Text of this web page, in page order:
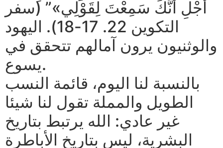
أَجْلِ أَنَّكَ سَمِعْتَ لِقَوْلِي»” (سفر
التكوين 22. 17-18). اليهود
والوثنيون يرون آمالهم تتحقق في
يسوع.
بالنسبة لنا اليوم، قائمة النسب
الطويل والمملة تقول لنا شيئا
غير عادي: الله يرتبط بتاريخ
البشرية، ليس بتاريخ الأباطرة